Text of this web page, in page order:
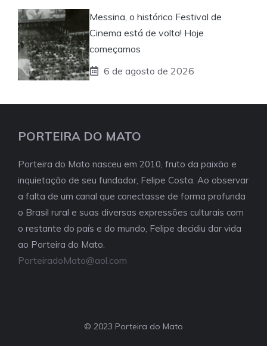
Messina, o histórico Festival de
Cinema está de volta! Hoje
começamos
6 de agosto de 2026
PORTEIRA DO MATO
Porteira do Mato nasceu em 2010, fruto da paixão e
inquietação de seu fundador, Felipe Costa. Ao observar
a falta de um canal que conectasse de forma profunda
o Brasil rural e suas diversas expressões culturais com
o restante do país e do mundo, Felipe decidiu dar vida
ao Porteira do Mato.
PorteiradoMato@aol.com
© 2023 Porteira do Mato